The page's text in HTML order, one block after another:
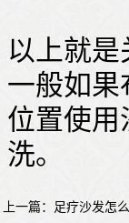
以上就
一般如果
位置使用
洗。
上一篇：足疗沙发怎